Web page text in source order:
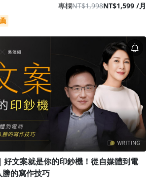
專欄NT$1,998NT$1,599 /月
好文案就是你的印鈔機！從自媒體到電
的寫作技巧